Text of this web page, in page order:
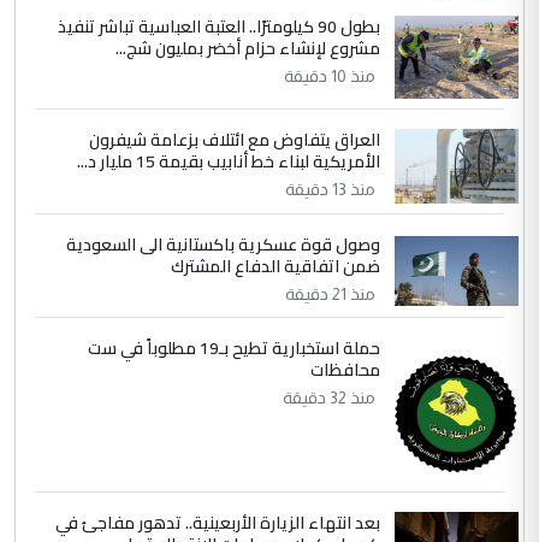
الاستماع للمدير ومغرفة ...
الموضوع :
وزير الصحة يعفي مدير مستشفى الكرخ
العام في بغداد
4 سردار
التعليق : واحد من عصابة علي ماما يسقط
جنسية الرافد الثالث للعراق ومن اصول عريقة
ابا فرات ...
الموضوع :
الجواهري يرد على صدام حسين سل
مضجعيك يابن الزنا (نص كامل)
سردار
التعليق : واحد من عصابة علي ماما يسقط
جنسية الرافد الثالث للعراق ومن اصول عريقة
ابا فرات ...
الموضوع :
الجواهري يرد على صدام حسين سل
بطول 90 كيلومترًا.. العتبة العباسية تباشر تنفيذ
مشروع لإنشاء حزام أخضر بمليون شج...
منذ 10 دقيقة
العراق يتفاوض مع ائتلاف بزعامة شيفرون
الأمريكية لبناء خط أنابيب بقيمة 15 مليار د...
منذ 13 دقيقة
وصول قوة عسكرية باكستانية الى السعودية
ضمن اتفاقية الدفاع المشترك
منذ 21 دقيقة
حملة استخبارية تطيح بـ19 مطلوباً في ست
محافظات
منذ 32 دقيقة
بعد انتهاء الزيارة الأربعينية.. تدهور مفاجئ في